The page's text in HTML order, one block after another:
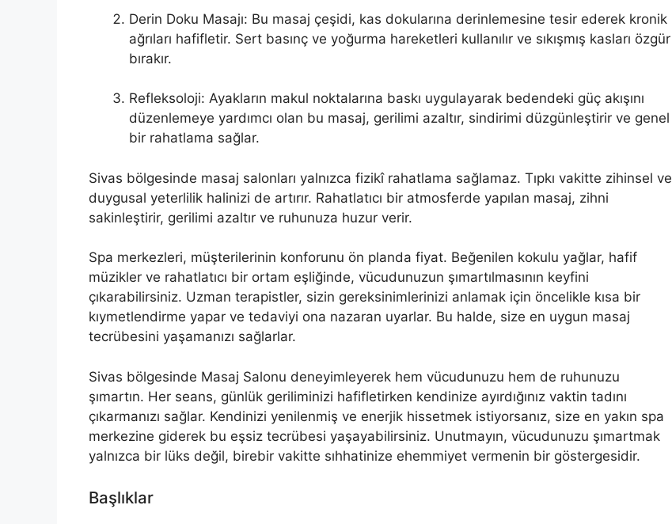
Derin Doku Masajı: Bu masaj çeşidi, kas dokularına derinlemesine tesir ederek kronik
ağrıları hafifletir. Sert basınç ve yoğurma hareketleri kullanılır ve sıkışmış kasları özgür
bırakır.
Refleksoloji: Ayakların makul noktalarına baskı uygulayarak bedendeki güç akışını
düzenlemeye yardımcı olan bu masaj, gerilimi azaltır, sindirimi düzgünleştirir ve genel
bir rahatlama sağlar.
Sivas bölgesinde masaj salonları yalnızca fizikî rahatlama sağlamaz. Tıpkı vakitte zihinsel ve
duygusal yeterlilik halinizi de artırır. Rahatlatıcı bir atmosferde yapılan masaj, zihni
sakinleştirir, gerilimi azaltır ve ruhunuza huzur verir.
Spa merkezleri, müşterilerinin konforunu ön planda fiyat. Beğenilen kokulu yağlar, hafif
müzikler ve rahatlatıcı bir ortam eşliğinde, vücudunuzun şımartılmasının keyfini
çıkarabilirsiniz. Uzman terapistler, sizin gereksinimlerinizi anlamak için öncelikle kısa bir
kıymetlendirme yapar ve tedaviyi ona nazaran uyarlar. Bu halde, size en uygun masaj
tecrübesini yaşamanızı sağlarlar.
Sivas bölgesinde Masaj Salonu deneyimleyerek hem vücudunuzu hem de ruhunuzu
şımartın. Her seans, günlük geriliminizi hafifletirken kendinize ayırdığınız vaktin tadını
çıkarmanızı sağlar. Kendinizi yenilenmiş ve enerjik hissetmek istiyorsanız, size en yakın spa
merkezine giderek bu eşsiz tecrübesi yaşayabilirsiniz. Unutmayın, vücudunuzu şımartmak
yalnızca bir lüks değil, birebir vakitte sıhhatinize ehemmiyet vermenin bir göstergesidir.
Başlıklar